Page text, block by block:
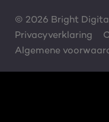
© 2026 Bright Digital
Privacyverklaring
Algemene